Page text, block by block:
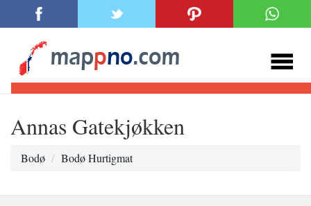
Annas Gatekjøkken
Bodø Bodø Hurtigmat